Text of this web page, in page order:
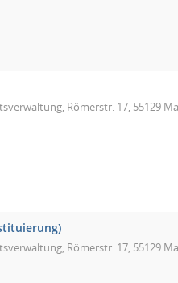
Römerstr. 17, 55129
Römerstr. 17, 55129